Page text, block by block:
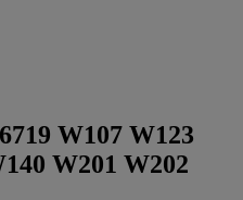
W107 W123
W201 W202